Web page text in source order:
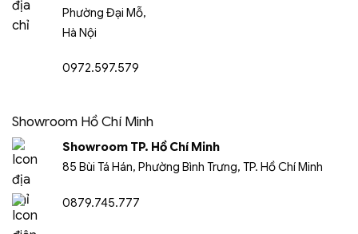
Phường Đại Mỗ,
Hà Nội
0972.597.579
Showroom Hồ Chí Minh
Showroom TP. Hồ Chí Minh
85 Bùi Tá Hán, Phường Bình Trưng, TP. Hồ Chí Minh
0879.745.777